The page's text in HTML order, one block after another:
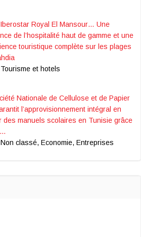
Royal El Mansour… Une
de l’hospitalité haut de gamme et une
touristique complète sur les plages
et hotels
Nationale de Cellulose et de Papier
l’approvisionnement intégral en
des manuels scolaires en Tunisie grâce
classé, Economie, Entreprises